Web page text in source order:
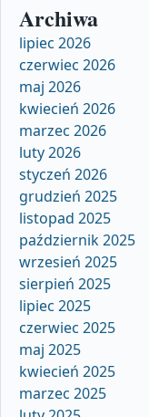
Archiwa
lipiec 2026
czerwiec 2026
maj 2026
kwiecień 2026
marzec 2026
luty 2026
styczeń 2026
grudzień 2025
listopad 2025
październik 2025
wrzesień 2025
sierpień 2025
lipiec 2025
czerwiec 2025
maj 2025
kwiecień 2025
marzec 2025